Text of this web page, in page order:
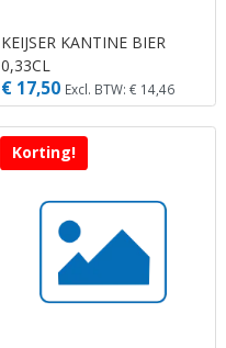
KEIJSER KANTINE BIER
0,33CL
€ 17,50 Excl. BTW: € 14,46
Korting!